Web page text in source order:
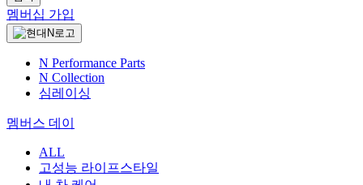
멤버십 가입
N Performance Parts
N Collection
심레이싱
멤버스 데이
ALL
고성능 라이프스타일